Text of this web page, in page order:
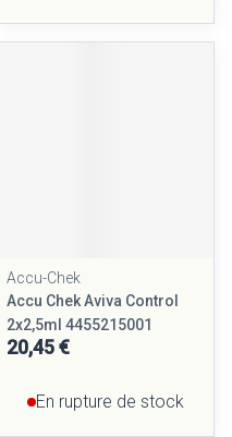
Accu-Chek
Accu Chek Aviva Control
2x2,5ml 4455215001
20,45 €
En rupture de stock